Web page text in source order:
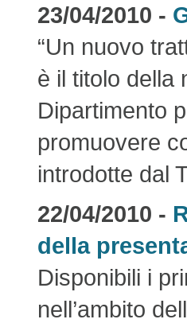
23/04/2010 -
“Un nuovo
è il titolo della
Dipartimento
promuovere
introdotte dal
22/04/2010 -
della
Disponibili i
nell’ambito